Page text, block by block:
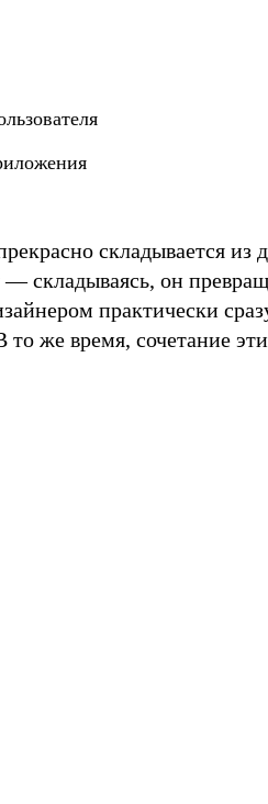
складывается из
складываясь, он
практически
же время, сочетание